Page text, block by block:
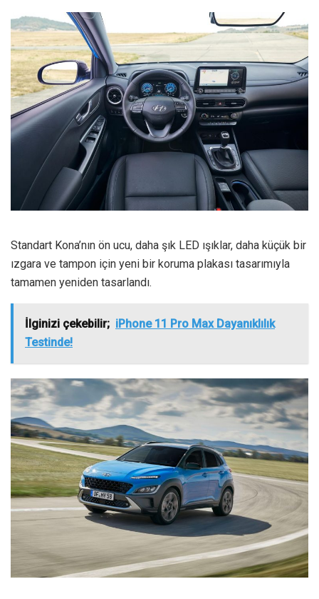
Standart Kona’nın ön ucu, daha şık LED ışıklar, daha küçük bir
ızgara ve tampon için yeni bir koruma plakası tasarımıyla
tamamen yeniden tasarlandı.
İlginizi çekebilir; iPhone 11 Pro Max Dayanıklılık
Testinde!